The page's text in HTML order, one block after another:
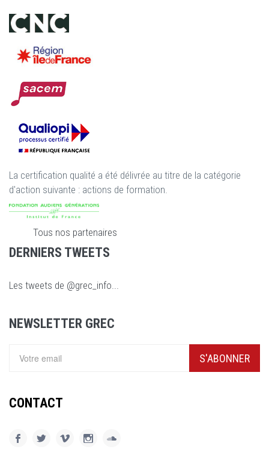
La certification qualité a été délivrée au titre de la catégorie
d'action suivante : actions de formation.
Tous nos partenaires
DERNIERS TWEETS
Les tweets de @grec_info...
NEWSLETTER GREC
S'ABONNER
CONTACT